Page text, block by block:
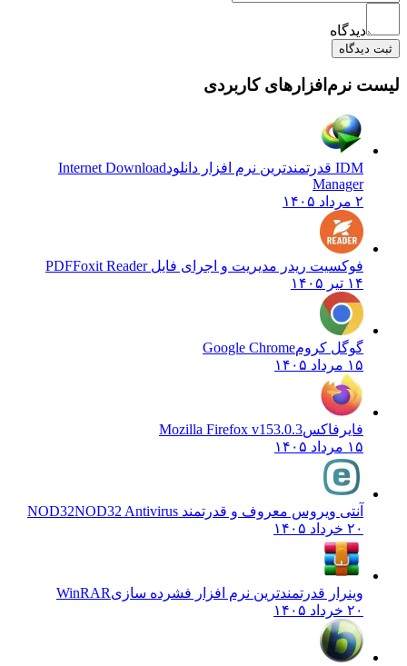
دیدگاه
ثبت دیدگاه
لیست نرم‌افزارهای کاربردی
IDM قدرتمندترین نرم افزار دانلود
Internet Download
Manager
۲ مرداد ۱۴۰۵
فوکسیت ریدر مدیریت و اجرای فایل PDFFoxit Reader
۱۴ تیر ۱۴۰۵
گوگل کرومGoogle Chrome
۱۵ مرداد ۱۴۰۵
فایرفاکسMozilla Firefox v153.0.3
۱۵ مرداد ۱۴۰۵
آنتی ویروس معروف و قدرتمند NOD32 NOD32 Antivirus
۲۰ خرداد ۱۴۰۵
وینرار قدرتمندترین نرم افزار فشرده سازیWinRAR
۲۰ خرداد ۱۴۰۵